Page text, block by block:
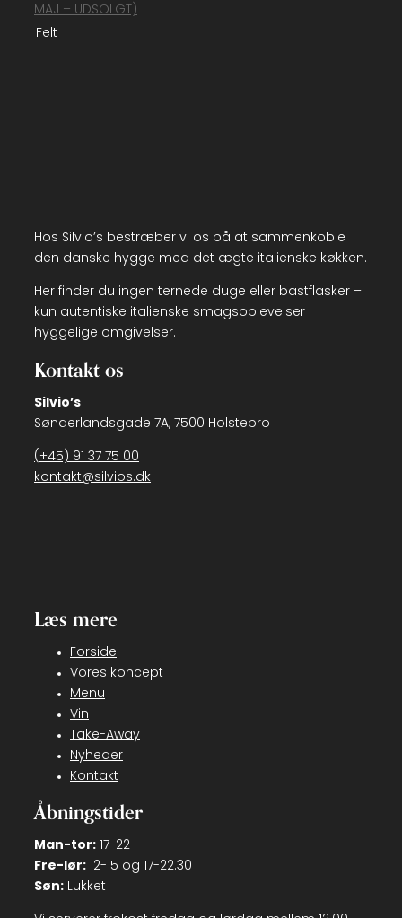
MAJ – UDSOLGT)
Felt
Hos Silvio’s bestræber vi os på at sammenkoble
den danske hygge med det ægte italienske køkken.
Her finder du ingen ternede duge eller bastflasker –
kun autentiske italienske smagsoplevelser i
hyggelige omgivelser.
Kontakt os
Silvio’s
Sønderlandsgade 7A, 7500 Holstebro
(+45) 91 37 75 00
kontakt@silvios.dk
Læs mere
Forside
Vores koncept
Menu
Vin
Take-Away
Nyheder
Kontakt
Åbningstider
Man-tor: 17-22
Fre-lør: 12-15 og 17-22.30
Søn: Lukket